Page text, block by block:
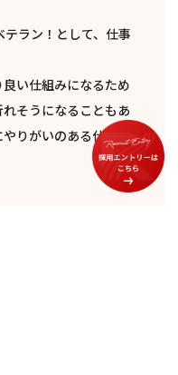
ラン！として、仕事
い仕組みになるため
そうになることもあ
りがいのある仕事で
会社になるように、